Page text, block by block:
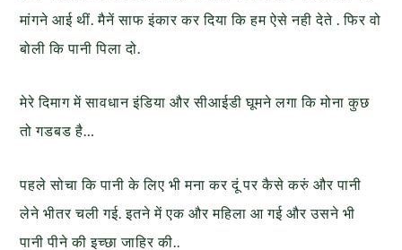
मांगने आई थीं. मैनें साफ इंकार कर दिया कि हम ऐसे नही देते . फिर वो
बोली कि पानी पिला दो.
मेरे दिमाग में सावधान इंडिया और सीआईडी घूमने लगा कि मोना कुछ
तो गडबड है…
पहले सोचा कि पानी के लिए भी मना कर दूं पर कैसे करुं और पानी
लेने भीतर चली गई. इतने में एक और महिला आ गई और उसने भी
पानी पीने की इच्छा जाहिर की..